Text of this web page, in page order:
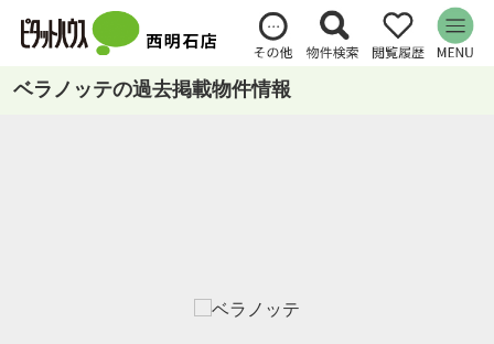
ベラノッテの過去掲載物件情報